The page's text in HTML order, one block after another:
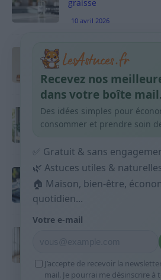
graisse
10 avril 2026
Taches pigmentaires :
habitudes qui aident
9 avril 2026
Produits ménagers :
courses sans acheter
Budget mensuel :
répartir son salaire dès
9 avril 2026
Sport 10 minutes par
9 avril 2026
Recevez nos
dans votre boîte mail.
Des idées simples pour
consommer et prendre soin
✅ Gratuit & sans
🌿 Astuces utiles &
🏠 Maison, bien-être,
quotidien...
Votre e-mail
J’accepte de recevoir la
mail. Je pourrai me désinscrire